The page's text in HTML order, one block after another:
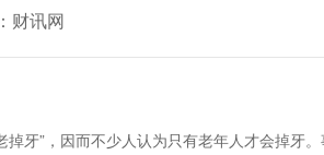
财讯网
掉牙”，因而不少人认为只有老年人才会掉牙